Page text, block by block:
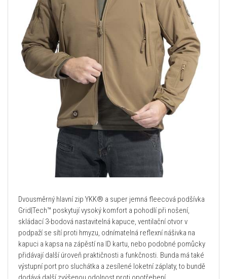
Dvousměrný hlavní zip YKK® a super jemná fleecová podšívka
Grid|Tech™ poskytují vysoký komfort a pohodlí při nošení,
skládací 3-bodová nastavitelná kapuce, ventilační otvor v
podpaží se sítí proti hmyzu, odnímatelná reflexní nášivka na
kapuci a kapsa na zápěstí na ID kartu, nebo podobné pomůcky
přidávají další úroveň praktičnosti a funkčnosti. Bunda má také
výstupní port pro sluchátka a zesílené loketní záplaty, to bundě